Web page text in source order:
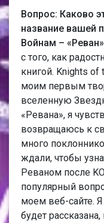
Вопрос: Каково
название вашей
Войнам –
с того, как
книгой. Knights of
моим первым
вселенную
«Ревана», я
возвращаюсь к
много
ждали, чтобы
Реваном после
популярный
моем веб-сайте. Я
будет рассказана,